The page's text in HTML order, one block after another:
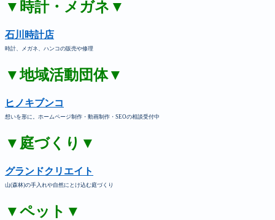
▼時計・メガネ▼
石川時計店
時計、メガネ、ハンコの販売や修理
▼地域活動団体▼
ヒノキブンコ
想いを形に。ホームページ制作・動画制作・SEOの相談受付中
▼庭づくり▼
グランドクリエイト
山(森林)の手入れや自然にとけ込む庭づくり
▼ペット▼